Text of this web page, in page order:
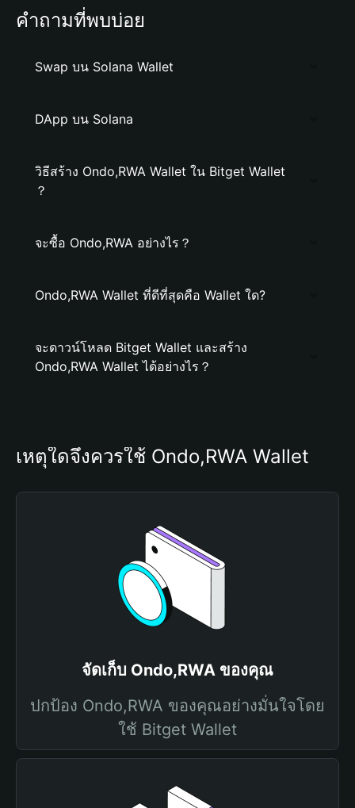
คำถามที่พบบ่อย
Swap บน Solana Wallet
DApp บน Solana
วิธีสร้าง Ondo,RWA Wallet ใน Bitget Wallet
？
จะซื้อ Ondo,RWA อย่างไร？
Ondo,RWA Wallet ที่ดีที่สุดคือ Wallet ใด?
จะดาวน์โหลด Bitget Wallet และสร้าง
Ondo,RWA Wallet ได้อย่างไร？
เหตุใดจึงควรใช้ Ondo,RWA Wallet
จัดเก็บ Ondo,RWA ของคุณ
ปกป้อง Ondo,RWA ของคุณอย่างมั่นใจโดย
ใช้ Bitget Wallet